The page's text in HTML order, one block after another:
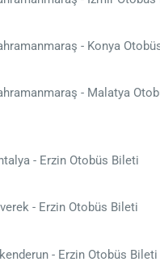
- Erzin Otobüs Bileti
- Erzin Otobüs Bileti
- Erzin Otobüs Bileti